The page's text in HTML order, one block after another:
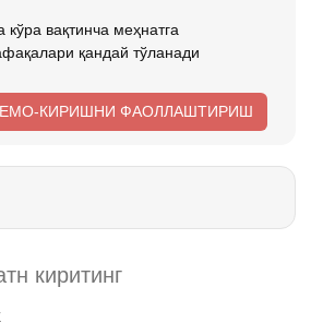
кўра вақтинча меҳнатга
қандай тўланади
КИРИШНИ ФАОЛЛАШТИРИШ